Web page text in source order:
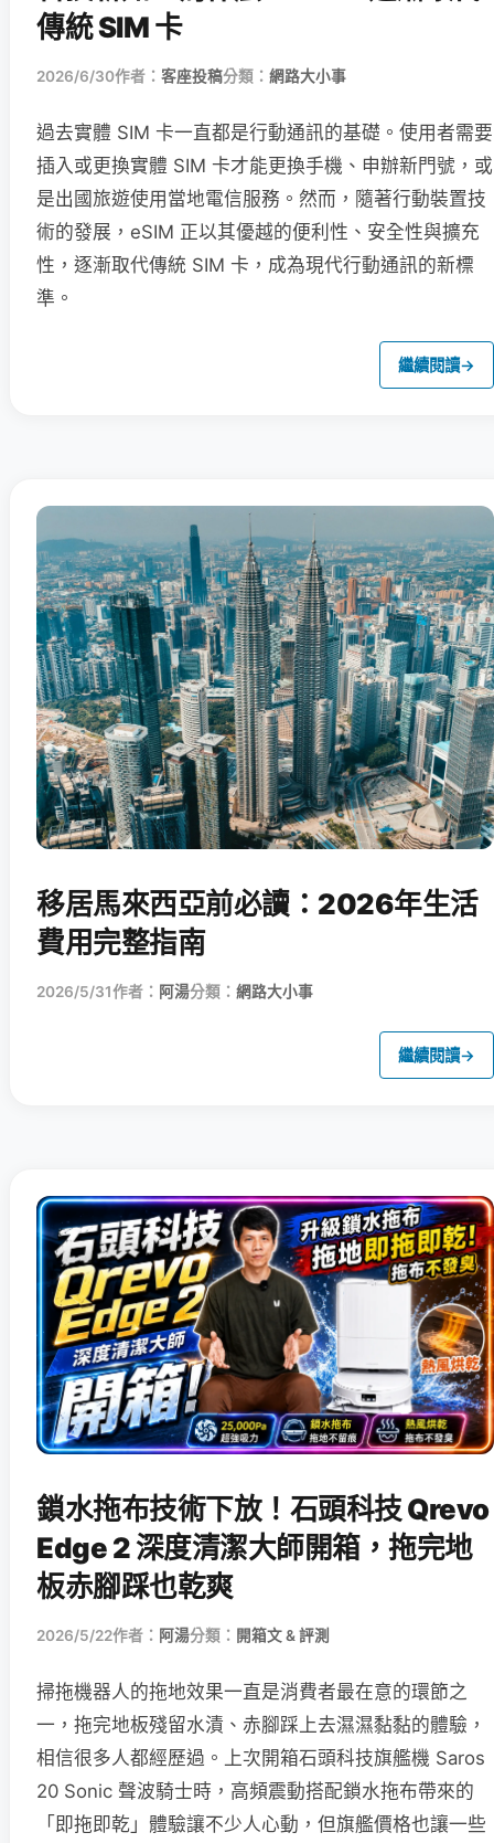
傳統 SIM 卡
2026/6/30作者： 客座投稿分類： 網路大小事
過去實體 SIM 卡一直都是行動通訊的基礎。使用者需要
插入或更換實體 SIM 卡才能更換手機、申辦新門號，或
是出國旅遊使用當地電信服務。然而，隨著行動裝置技
術的發展，eSIM 正以其優越的便利性、安全性與擴充
性，逐漸取代傳統 SIM 卡，成為現代行動通訊的新標
準。
繼續閱讀→
移居馬來西亞前必讀：2026年生活
費用完整指南
2026/5/31作者： 阿湯分類： 網路大小事
繼續閱讀→
鎖水拖布技術下放！石頭科技 Qrevo
Edge 2 深度清潔大師開箱，拖完地
板赤腳踩也乾爽
2026/5/22作者： 阿湯分類： 開箱文 & 評測
掃拖機器人的拖地效果一直是消費者最在意的環節之
一，拖完地板殘留水漬、赤腳踩上去濕濕黏黏的體驗，
相信很多人都經歷過。上次開箱石頭科技旗艦機 Saros
20 Sonic 聲波騎士時，高頻震動搭配鎖水拖布帶來的
「即拖即乾」體驗讓不少人心動，但旗艦價格也讓一些